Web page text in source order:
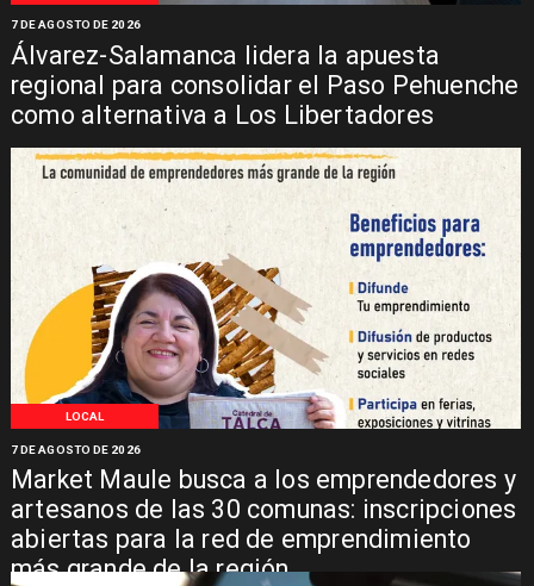
Álvarez-Salamanca lidera la apuesta
regional para consolidar el Paso Pehuenche
como alternativa a Los Libertadores
7 DE AGOSTO DE 2026
LOCAL
Market Maule busca a los emprendedores y
artesanos de las 30 comunas: inscripciones
abiertas para la red de emprendimiento
más grande de la región
7 DE AGOSTO DE 2026